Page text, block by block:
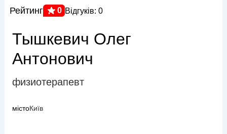
Рейтинг 0 Відгуків: 0
Тышкевич Олег
Антонович
физиотерапевт
містоКиїв